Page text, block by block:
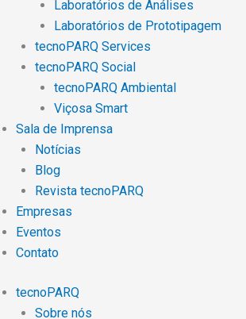
Laboratórios de Análises
Laboratórios de Prototipagem
tecnoPARQ Services
tecnoPARQ Social
tecnoPARQ Ambiental
Viçosa Smart
Sala de Imprensa
Notícias
Blog
Revista tecnoPARQ
Empresas
Eventos
Contato
tecnoPARQ
Sobre nós